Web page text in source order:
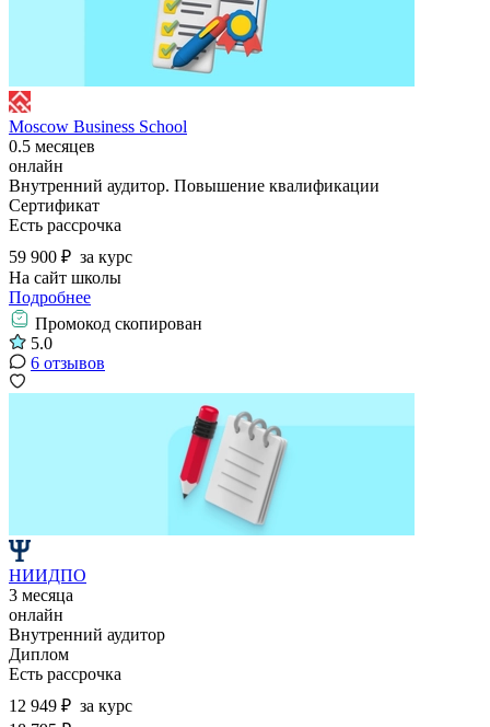
Moscow Business School
0.5 месяцев
онлайн
Внутренний аудитор. Повышение квалификации
Сертификат
Есть рассрочка
59 900 ₽ за курс
На сайт школы
Подробнее
Промокод скопирован
5.0
6 отзывов
НИИДПО
3 месяца
онлайн
Внутренний аудитор
Диплом
Есть рассрочка
12 949 ₽ за курс